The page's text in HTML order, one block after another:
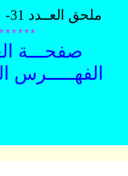
ملحق العــدد 31-
******
صفحـــة
الفهـــــرس